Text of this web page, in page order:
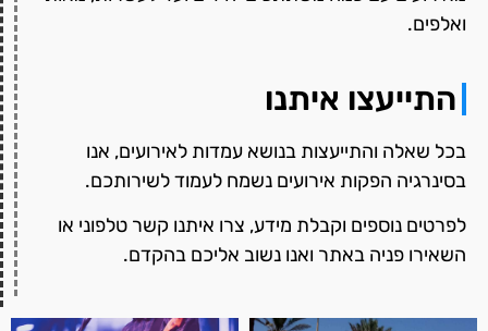
ואלפים.
התייעצו איתנו
בכל שאלה והתייעצות בנושא עמדות לאירועים, אנו
בסינרגיה הפקות אירועים נשמח לעמוד לשירותכם.
לפרטים נוספים וקבלת מידע, צרו איתנו קשר טלפוני או
השאירו פניה באתר ואנו נשוב אליכם בהקדם.